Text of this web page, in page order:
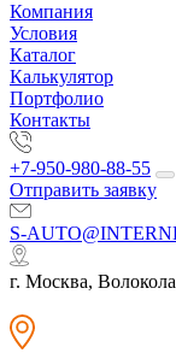
Компания
Условия
Каталог
Калькулятор
Портфолио
Контакты
+7-950-980-88-55
Отправить заявку
S-
г. Москва,